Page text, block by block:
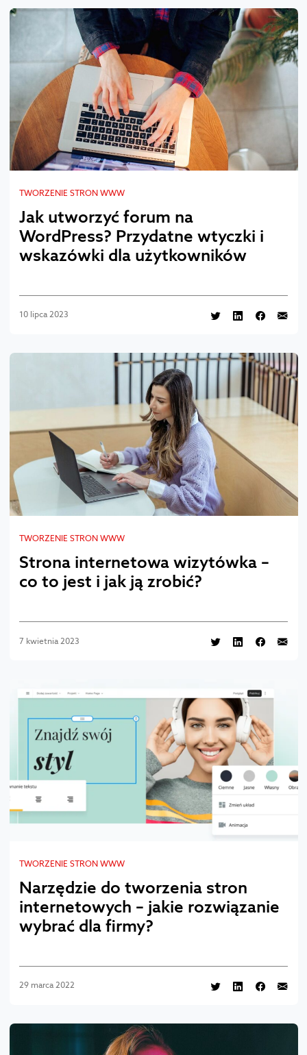
TWORZENIE STRON WWW
Jak utworzyć forum na
WordPress? Przydatne wtyczki i
wskazówki dla użytkowników
10 lipca 2023
TWORZENIE STRON WWW
Strona internetowa wizytówka –
co to jest i jak ją zrobić?
7 kwietnia 2023
TWORZENIE STRON WWW
Narzędzie do tworzenia stron
internetowych – jakie rozwiązanie
wybrać dla firmy?
29 marca 2022